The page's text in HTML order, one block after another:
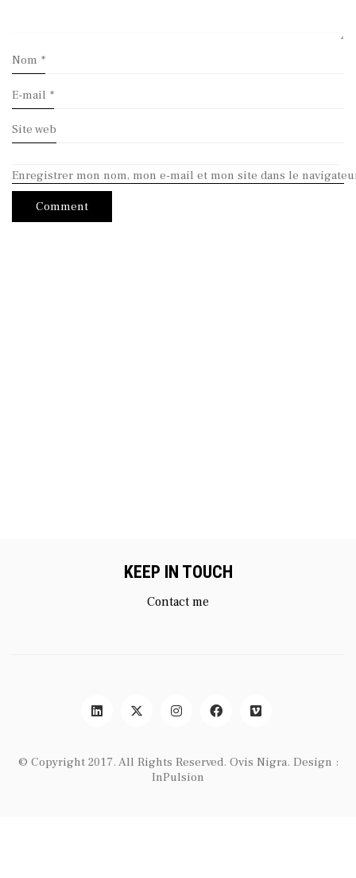
Nom *
E-mail *
Site web
Enregistrer mon nom, mon e-mail et mon site dans le
KEEP IN TOUCH
Contact me
© Copyright 2017. All Rights Reserved. Ovis Nigra. Design :
InPulsion